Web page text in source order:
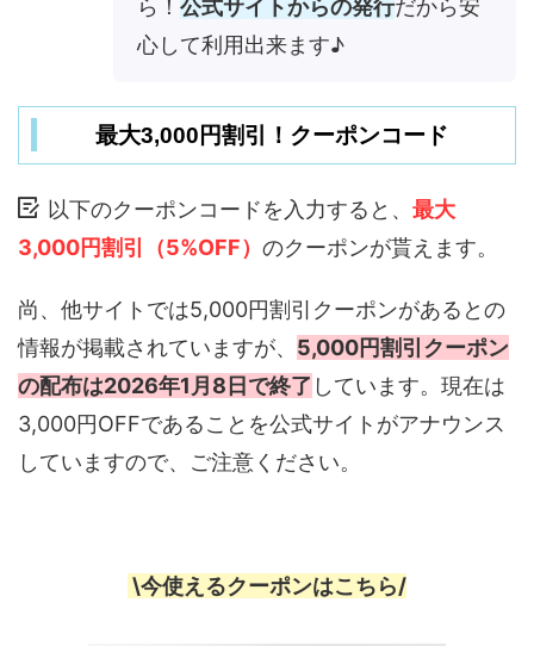
ら！ 公式サイトからの発行だから安
心して利用出来ます♪
最大3,000円割引！クーポンコード
以下のクーポンコードを入力すると、 最大
3,000円割引（5%OFF） のクーポンが貰えます。
尚、他サイトでは5,000円割引クーポンがあるとの
情報が掲載されていますが、 5,000円割引クーポン
の配布は2026年1月8日で終了 しています。現在は
3,000円OFFであることを公式サイトがアナウンス
していますので、ご注意ください。
\今使えるクーポンはこちら/